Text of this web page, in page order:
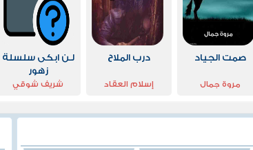
صمت الجياد
مروة جمال
درب الملاح
إسلام العقاد
لـن ابكى سلسلة
زهور
شريف شوقي